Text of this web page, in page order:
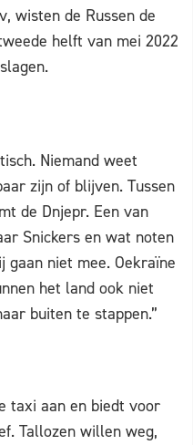
wisten de Russen de
helft van mei 2022
Niemand weet
zijn of blijven. Tussen
de Dnjepr. Een van
Snickers en wat noten
gaan niet mee. Oekraïne
het land ook niet
buiten te stappen.”
taxi aan en biedt voor
Tallozen willen weg,